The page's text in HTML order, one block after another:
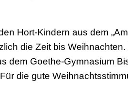
Hort-Kindern aus dem
die Zeit bis
dem Goethe-Gymnasium
die gute